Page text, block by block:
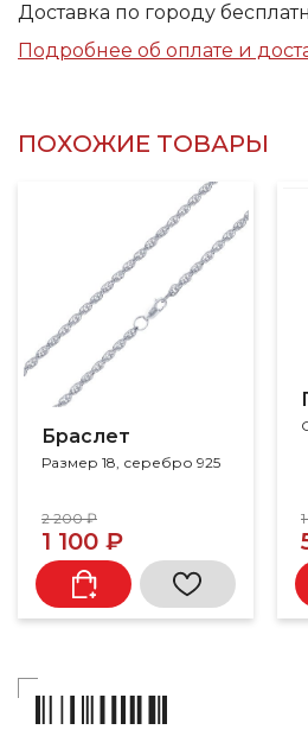
Доставка по городу
Подробнее об оплате и
ПОХОЖИЕ ТОВАРЫ
Браслет
Размер 18, серебро 925
2 200 ₽
1 100 ₽